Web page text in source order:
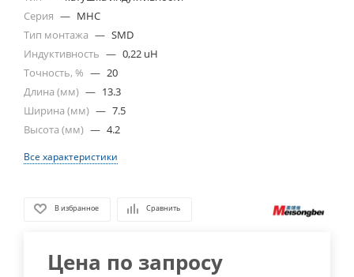
Серия — MHC
Тип монтажа — SMD
Индуктивность — 0,22 uH
Точность, % — 20
Длина (мм) — 13.3
Ширина (мм) — 7.5
Высота (мм) — 4.2
Все характеристики
В избранное Сравнить
Цена по запросу